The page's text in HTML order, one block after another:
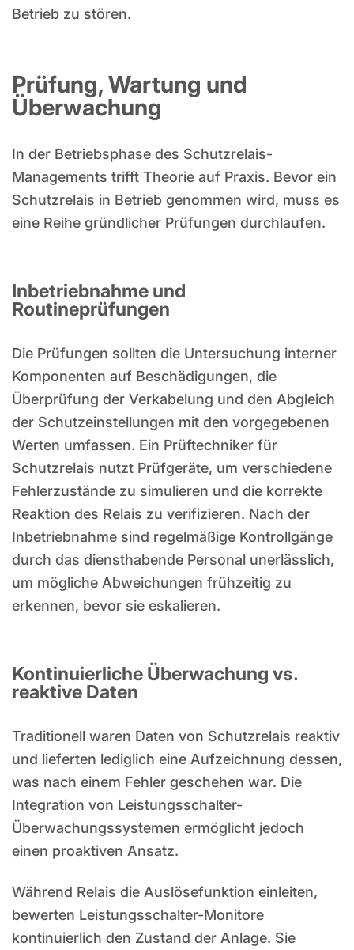
Betrieb zu stören.
Prüfung, Wartung und
Überwachung
In der Betriebsphase des Schutzrelais-
Managements trifft Theorie auf Praxis. Bevor ein
Schutzrelais in Betrieb genommen wird, muss es
eine Reihe gründlicher Prüfungen durchlaufen.
Inbetriebnahme und
Routineprüfungen
Die Prüfungen sollten die Untersuchung interner
Komponenten auf Beschädigungen, die
Überprüfung der Verkabelung und den Abgleich
der Schutzeinstellungen mit den vorgegebenen
Werten umfassen. Ein Prüftechniker für
Schutzrelais nutzt Prüfgeräte, um verschiedene
Fehlerzustände zu simulieren und die korrekte
Reaktion des Relais zu verifizieren. Nach der
Inbetriebnahme sind regelmäßige Kontrollgänge
durch das diensthabende Personal unerlässlich,
um mögliche Abweichungen frühzeitig zu
erkennen, bevor sie eskalieren.
Kontinuierliche Überwachung vs.
reaktive Daten
Traditionell waren Daten von Schutzrelais reaktiv
und lieferten lediglich eine Aufzeichnung dessen,
was nach einem Fehler geschehen war. Die
Integration von Leistungsschalter-
Überwachungssystemen ermöglicht jedoch
einen proaktiven Ansatz.
Während Relais die Auslösefunktion einleiten,
bewerten Leistungsschalter-Monitore
kontinuierlich den Zustand der Anlage. Sie